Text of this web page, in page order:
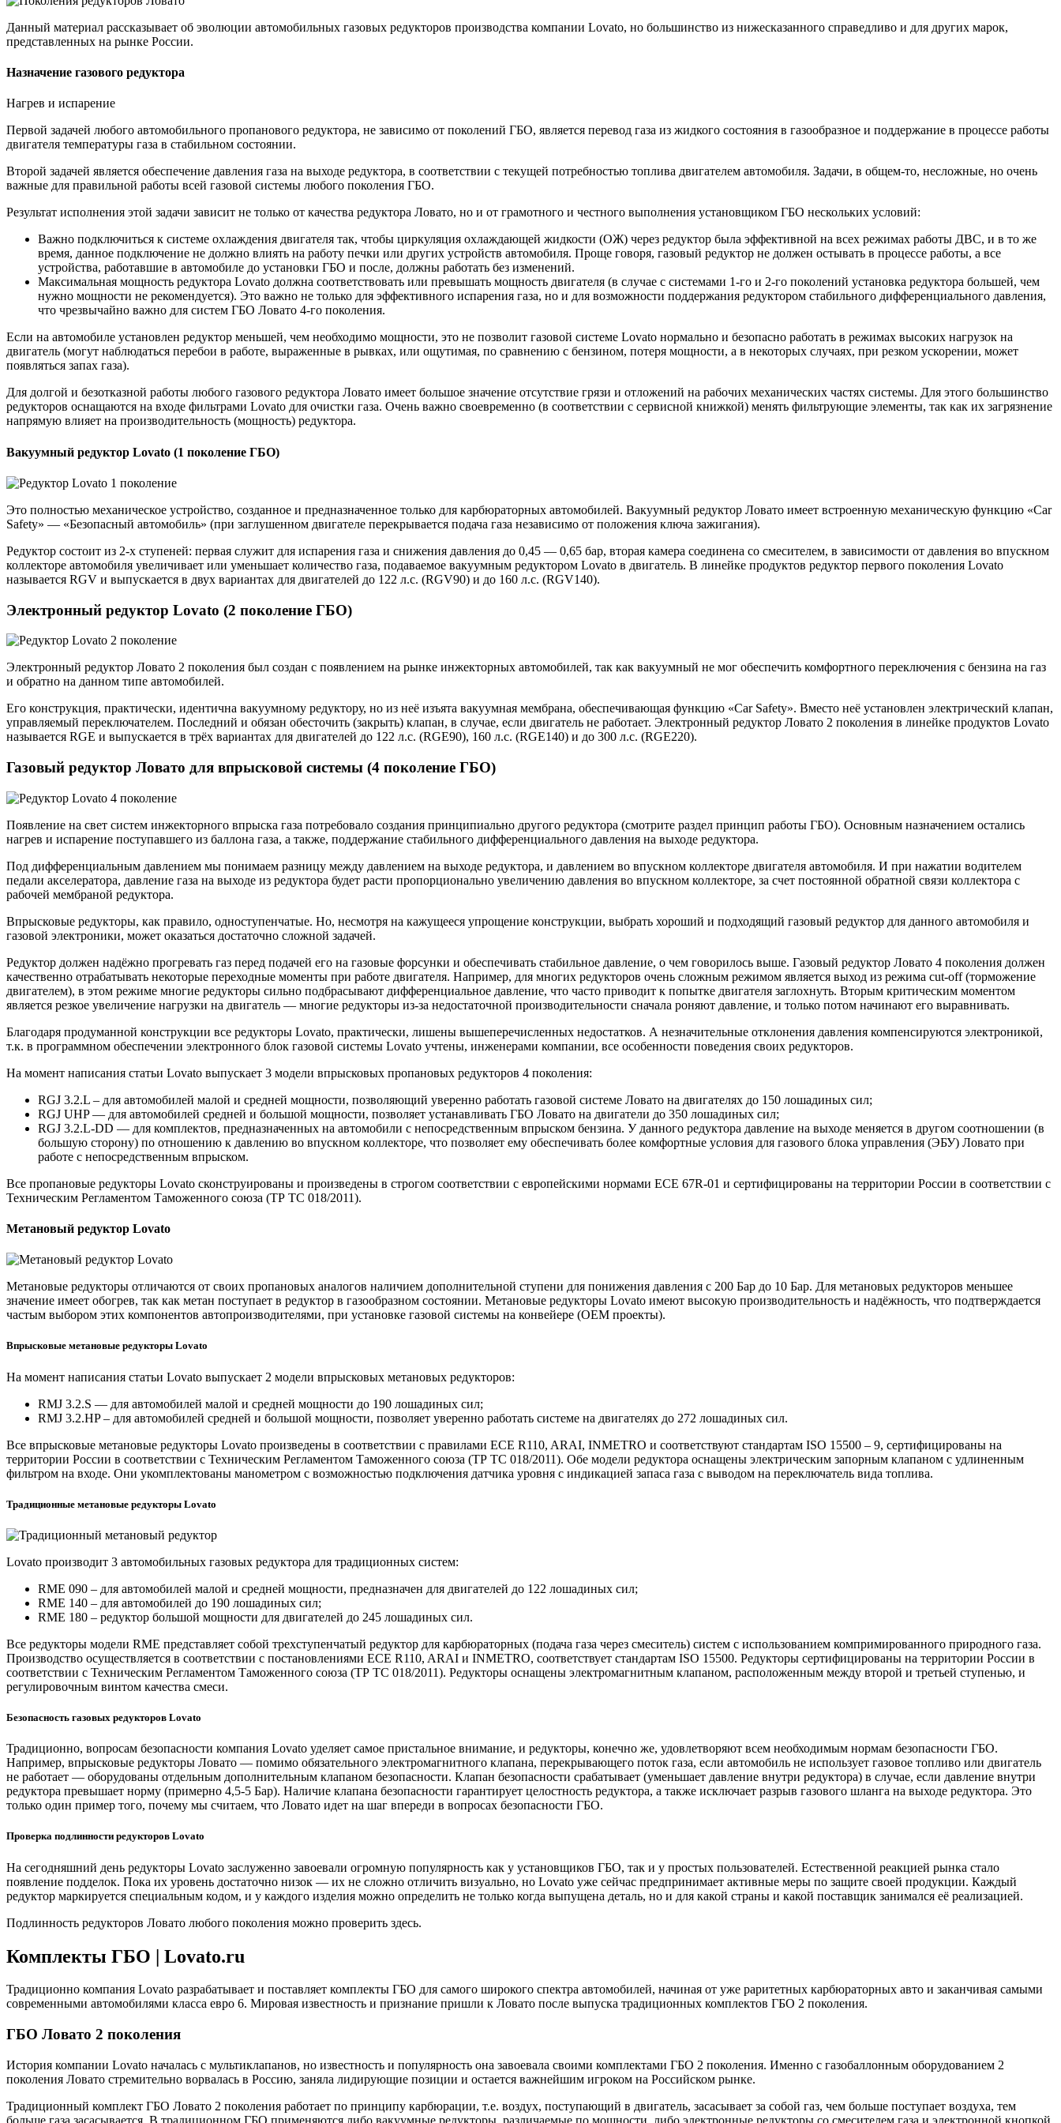
поколения
Данный материал рассказывает об эволюции автомобильных газовых редукторов производства компании Lovato, но большинство из нижесказанного справедливо и для других марок,
представленных на рынке России.
Назначение газового редуктора
Нагрев и испарение
Первой задачей любого автомобильного пропанового редуктора, не зависимо от поколений ГБО, является перевод газа из жидкого состояния в газообразное и поддержание в процессе работы
двигателя температуры газа в стабильном состоянии.
Второй задачей является обеспечение давления газа на выходе редуктора, в соответствии с текущей потребностью топлива двигателем автомобиля. Задачи, в общем-то, несложные, но очень
важные для правильной работы всей газовой системы любого поколения ГБО.
Результат исполнения этой задачи зависит не только от качества редуктора Ловато, но и от грамотного и честного выполнения установщиком ГБО нескольких условий:
Важно подключиться к системе охлаждения двигателя так, чтобы циркуляция охлаждающей жидкости (ОЖ) через редуктор была эффективной на всех режимах работы ДВС, и в то же
время, данное подключение не должно влиять на работу печки или других устройств автомобиля. Проще говоря, газовый редуктор не должен остывать в процессе работы, а все
устройства, работавшие в автомобиле до установки ГБО и после, должны работать без изменений.
Максимальная мощность редуктора Lovato должна соответствовать или превышать мощность двигателя (в случае с системами 1-го и 2-го поколений установка редуктора большей, чем
нужно мощности не рекомендуется). Это важно не только для эффективного испарения газа, но и для возможности поддержания редуктором стабильного дифференциального давления,
что чрезвычайно важно для систем ГБО Ловато 4-го поколения.
Если на автомобиле установлен редуктор меньшей, чем необходимо мощности, это не позволит газовой системе Lovato нормально и безопасно работать в режимах высоких нагрузок на
двигатель (могут наблюдаться перебои в работе, выраженные в рывках, или ощутимая, по сравнению с бензином, потеря мощности, а в некоторых случаях, при резком ускорении, может
появляться запах газа).
Для долгой и безотказной работы любого газового редуктора Ловато имеет большое значение отсутствие грязи и отложений на рабочих механических частях системы. Для этого большинство
редукторов оснащаются на входе фильтрами Lovato для очистки газа. Очень важно своевременно (в соответствии с сервисной книжкой) менять фильтрующие элементы, так как их загрязнение
напрямую влияет на производительность (мощность) редуктора.
Вакуумный редуктор Lovato (1 поколение ГБО)
Это полностью механическое устройство, созданное и предназначенное только для карбюраторных автомобилей. Вакуумный редуктор Ловато имеет встроенную механическую функцию «Car
Safety» — «Безопасный автомобиль» (при заглушенном двигателе перекрывается подача газа независимо от положения ключа зажигания).
Редуктор состоит из 2-х ступеней: первая служит для испарения газа и снижения давления до 0,45 — 0,65 бар, вторая камера соединена со смесителем, в зависимости от давления во впускном
коллекторе автомобиля увеличивает или уменьшает количество газа, подаваемое вакуумным редуктором Lovato в двигатель. В линейке продуктов редуктор первого поколения Lovato
называется RGV и выпускается в двух вариантах для двигателей до 122 л.с. (RGV90) и до 160 л.с. (RGV140).
Электронный редуктор Lovato (2 поколение ГБО)
Электронный редуктор Ловато 2 поколения был создан с появлением на рынке инжекторных автомобилей, так как вакуумный не мог обеспечить комфортного переключения с бензина на газ
и обратно на данном типе автомобилей.
Его конструкция, практически, идентична вакуумному редуктору, но из неё изъята вакуумная мембрана, обеспечивающая функцию «Car Safety». Вместо неё установлен электрический клапан,
управляемый переключателем. Последний и обязан обесточить (закрыть) клапан, в случае, если двигатель не работает. Электронный редуктор Ловато 2 поколения в линейке продуктов Lovato
называется RGE и выпускается в трёх вариантах для двигателей до 122 л.с. (RGE90), 160 л.c. (RGE140) и до 300 л.с. (RGE220).
Газовый редуктор Ловато для впрысковой системы (4 поколение ГБО)
Появление на свет систем инжекторного впрыска газа потребовало создания принципиально другого редуктора (смотрите раздел принцип работы ГБО). Основным назначением остались
нагрев и испарение поступавшего из баллона газа, а также, поддержание стабильного дифференциального давления на выходе редуктора.
Под дифференциальным давлением мы понимаем разницу между давлением на выходе редуктора, и давлением во впускном коллекторе двигателя автомобиля. И при нажатии водителем
педали акселератора, давление газа на выходе из редуктора будет расти пропорционально увеличению давления во впускном коллекторе, за счет постоянной обратной связи коллектора с
рабочей мембраной редуктора.
Впрысковые редукторы, как правило, одноступенчатые. Но, несмотря на кажущееся упрощение конструкции, выбрать хороший и подходящий газовый редуктор для данного автомобиля и
газовой электроники, может оказаться достаточно сложной задачей.
Редуктор должен надёжно прогревать газ перед подачей его на газовые форсунки и обеспечивать стабильное давление, о чем говорилось выше. Газовый редуктор Ловато 4 поколения должен
качественно отрабатывать некоторые переходные моменты при работе двигателя. Например, для многих редукторов очень сложным режимом является выход из режима cut-off (торможение
двигателем), в этом режиме многие редукторы сильно подбрасывают дифференциальное давление, что часто приводит к попытке двигателя заглохнуть. Вторым критическим моментом
является резкое увеличение нагрузки на двигатель — многие редукторы из-за недостаточной производительности сначала роняют давление, и только потом начинают его выравнивать.
Благодаря продуманной конструкции все редукторы Lovato, практически, лишены вышеперечисленных недостатков. А незначительные отклонения давления компенсируются электроникой,
т.к. в программном обеспечении электронного блок газовой системы Lovato учтены, инженерами компании, все особенности поведения своих редукторов.
На момент написания статьи Lovato выпускает 3 модели впрысковых пропановых редукторов 4 поколения:
RGJ 3.2.L – для автомобилей малой и средней мощности, позволяющий уверенно работать газовой системе Ловато на двигателях до 150 лошадиных сил;
RGJ UHP — для автомобилей средней и большой мощности, позволяет устанавливать ГБО Ловато на двигатели до 350 лошадиных сил;
RGJ 3.2.L-DD — для комплектов, предназначенных на автомобили с непосредственным впрыском бензина. У данного редуктора давление на выходе меняется в другом соотношении (в
большую сторону) по отношению к давлению во впускном коллекторе, что позволяет ему обеспечивать более комфортные условия для газового блока управления (ЭБУ) Ловато при
работе с непосредственным впрыском.
Все пропановые редукторы Lovato сконструированы и произведены в строгом соответствии с европейскими нормами ECE 67R-01 и сертифицированы на территории России в соответствии с
Техническим Регламентом Таможенного союза (ТР ТС 018/2011).
Метановый редуктор Lovato
Метановые редукторы отличаются от своих пропановых аналогов наличием дополнительной ступени для понижения давления с 200 Бар до 10 Бар. Для метановых редукторов меньшее
значение имеет обогрев, так как метан поступает в редуктор в газообразном состоянии. Метановые редукторы Lovato имеют высокую производительность и надёжность, что подтверждается
частым выбором этих компонентов автопроизводителями, при установке газовой системы на конвейере (OEM проекты).
Впрысковые метановые редукторы Lovato
На момент написания статьи Lovato выпускает 2 модели впрысковых метановых редукторов:
RMJ 3.2.S — для автомобилей малой и средней мощности до 190 лошадиных сил;
RMJ 3.2.HP – для автомобилей средней и большой мощности, позволяет уверенно работать системе на двигателях до 272 лошадиных сил.
Все впрысковые метановые редукторы Lovato произведены в соответствии с правилами ECE R110, ARAI, INMETRO и соответствуют стандартам ISO 15500 – 9, сертифицированы на
территории России в соответствии с Техническим Регламентом Таможенного союза (ТР ТС 018/2011). Обе модели редуктора оснащены электрическим запорным клапаном с удлиненным
фильтром на входе. Они укомплектованы манометром с возможностью подключения датчика уровня с индикацией запаса газа с выводом на переключатель вида топлива.
Традиционные метановые редукторы Lovato
Lovato производит 3 автомобильных газовых редуктора для традиционных систем:
RME 090 – для автомобилей малой и средней мощности, предназначен для двигателей до 122 лошадиных сил;
RME 140 – для автомобилей до 190 лошадиных сил;
RME 180 – редуктор большой мощности для двигателей до 245 лошадиных сил.
Все редукторы модели RME представляет собой трехступенчатый редуктор для карбюраторных (подача газа через смеситель) систем с использованием компримированного природного газа.
Производство осуществляется в соответствии с постановлениями ECE R110, ARAI и INMETRO, соответствует стандартам ISO 15500. Редукторы сертифицированы на территории России в
соответствии с Техническим Регламентом Таможенного союза (ТР ТС 018/2011). Редукторы оснащены электромагнитным клапаном, расположенным между второй и третьей ступенью, и
регулировочным винтом качества смеси.
Безопасность газовых редукторов Lovato
Традиционно, вопросам безопасности компания Lovato уделяет самое пристальное внимание, и редукторы, конечно же, удовлетворяют всем необходимым нормам безопасности ГБО.
Например, впрысковые редукторы Ловато — помимо обязательного электромагнитного клапана, перекрывающего поток газа, если автомобиль не использует газовое топливо или двигатель
не работает — оборудованы отдельным дополнительным клапаном безопасности. Клапан безопасности срабатывает (уменьшает давление внутри редуктора) в случае, если давление внутри
редуктора превышает норму (примерно 4,5-5 Бар). Наличие клапана безопасности гарантирует целостность редуктора, а также исключает разрыв газового шланга на выходе редуктора. Это
только один пример того, почему мы считаем, что Ловато идет на шаг впереди в вопросах безопасности ГБО.
Проверка подлинности редукторов Lovato
На сегодняшний день редукторы Lovato заслуженно завоевали огромную популярность как у установщиков ГБО, так и у простых пользователей. Естественной реакцией рынка стало
появление подделок. Пока их уровень достаточно низок — их не сложно отличить визуально, но Lovato уже сейчас предпринимает активные меры по защите своей продукции. Каждый
редуктор маркируется специальным кодом, и у каждого изделия можно определить не только когда выпущена деталь, но и для какой страны и какой поставщик занимался её реализацией.
Подлинность редукторов Ловато любого поколения можно проверить здесь.
Комплекты ГБО | Lovato.ru
Традиционно компания Lovato разрабатывает и поставляет комплекты ГБО для самого широкого спектра автомобилей, начиная от уже раритетных карбюраторных авто и заканчивая самыми
современными автомобилями класса евро 6. Мировая известность и признание пришли к Ловато после выпуска традиционных комплектов ГБО 2 поколения.
ГБО Ловато 2 поколения
История компании Lovato началась с мультиклапанов, но известность и популярность она завоевала своими комплектами ГБО 2 поколения. Именно с газобаллонным оборудованием 2
поколения Ловато стремительно ворвалась в Россию, заняла лидирующие позиции и остается важнейшим игроком на Российском рынке.
Традиционный комплект ГБО Ловато 2 поколения работает по принципу карбюрации, т.е. воздух, поступающий в двигатель, засасывает за собой газ, чем больше поступает воздуха, тем
больше газа засасывается. В традиционном ГБО применяются либо вакуумные редукторы, различаемые по мощности, либо электронные редукторы со смесителем газа и электронной кнопкой